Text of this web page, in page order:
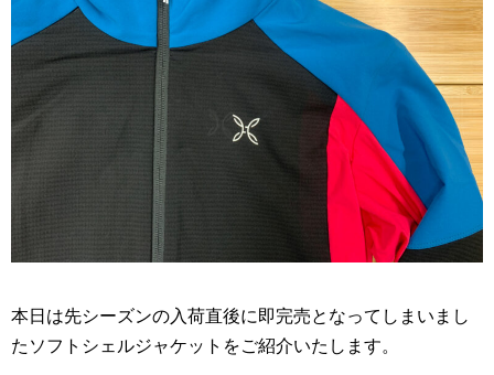
本日は先シーズンの入荷直後に即完売となってしまいまし
たソフトシェルジャケットをご紹介いたします。